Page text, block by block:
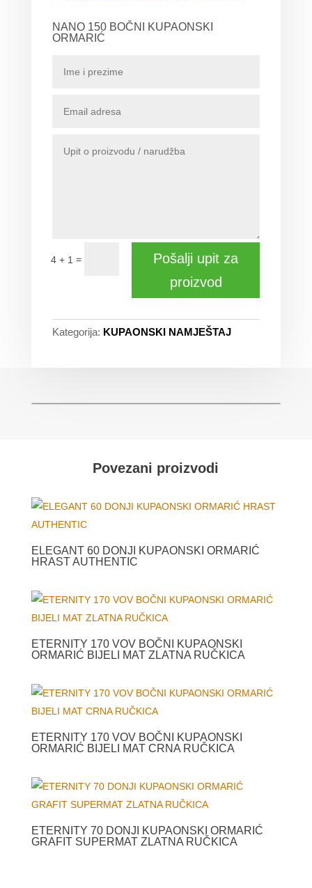
NANO 150 BOČNI KUPAONSKI
ORMARIĆ
4 + 1 =
Pošalji upit za
proizvod
Kategorija: KUPAONSKI NAMJEŠTAJ
Povezani proizvodi
ELEGANT 60 DONJI KUPAONSKI ORMARIĆ
HRAST AUTHENTIC
ETERNITY 170 VOV BOČNI KUPAONSKI
ORMARIĆ BIJELI MAT ZLATNA RUČKICA
ETERNITY 170 VOV BOČNI KUPAONSKI
ORMARIĆ BIJELI MAT CRNA RUČKICA
ETERNITY 70 DONJI KUPAONSKI ORMARIĆ
GRAFIT SUPERMAT ZLATNA RUČKICA